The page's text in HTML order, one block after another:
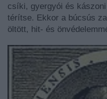
csíki, gyergyói és
térítse. Ekkor a búcsús
öltött, hit- és